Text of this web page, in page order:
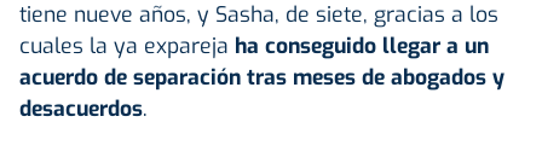
tiene nueve años, y Sasha, de siete, gracias a los
cuales la ya expareja ha conseguido llegar a un
acuerdo de separación tras meses de abogados y
desacuerdos.